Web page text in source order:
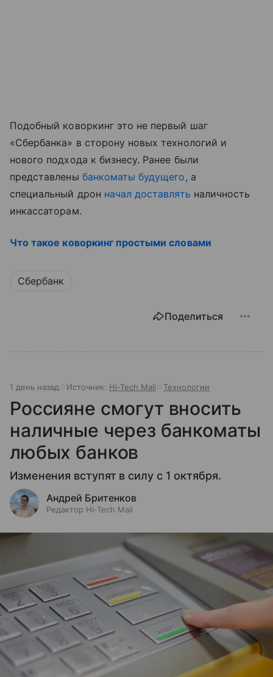
Подобный коворкинг это не первый шаг
«Сбербанка» в сторону новых технологий и
нового подхода к бизнесу. Ранее были
представлены банкоматы будущего, а
специальный дрон начал доставлять наличность
инкассаторам.
Что такое коворкинг простыми словами
Сбербанк
Поделиться
1 день назад Источник: Hi-Tech Mail Технологии
Россияне смогут вносить
наличные через банкоматы
любых банков
Изменения вступят в силу с 1 октября.
Андрей Бритенков
Редактор Hi-Tech Mail